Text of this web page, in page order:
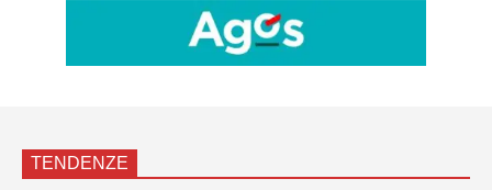
TENDENZE